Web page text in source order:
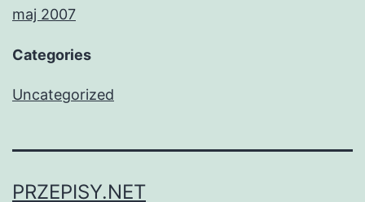
maj 2007
Categories
Uncategorized
PRZEPISY.NET